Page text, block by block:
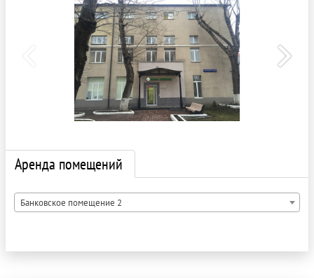
Аренда помещений
Банковское помещение 2